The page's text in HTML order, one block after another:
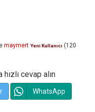
maymert Yeni Kullanıcı (120
cevap alın
WhatsApp